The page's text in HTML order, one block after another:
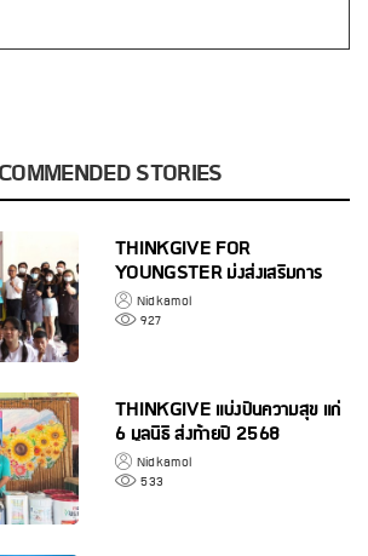
STORIES
THINKGIVE FOR
YOUNGSTER มุ่งส่งเสริมการ
เรียนรู้ของเด็กไทย ภายใต้เป้าหมาย
เรียนรู้คู่ความสนุก
Nidkamol
927
THINKGIVE แบ่งปันความสุข แก่
6 มูลนิธิ ส่งท้ายปี 2568
Nidkamol
533